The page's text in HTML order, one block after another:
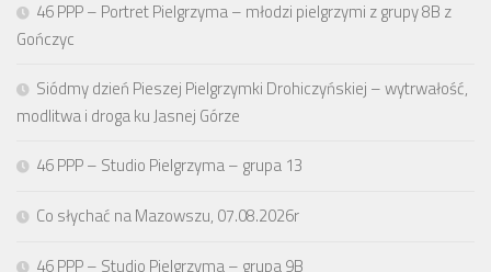
46 PPP – Portret Pielgrzyma – młodzi pielgrzymi z grupy 8B z
Gończyc
Siódmy dzień Pieszej Pielgrzymki Drohiczyńskiej – wytrwałość,
modlitwa i droga ku Jasnej Górze
46 PPP – Studio Pielgrzyma – grupa 13
Co słychać na Mazowszu, 07.08.2026r
46 PPP – Studio Pielgrzyma – grupa 9B